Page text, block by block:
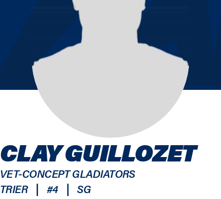
CLAY GUILLOZET
VET-CONCEPT GLADIATORS
TRIER | #4 | SG